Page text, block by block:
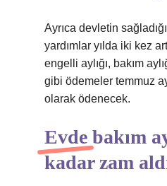
Ayrıca devletin
yardımlar yılda iki kez
engelli aylığı, bakım
gibi ödemeler temmuz
olarak ödenecek.
Evde bakım
kadar zam